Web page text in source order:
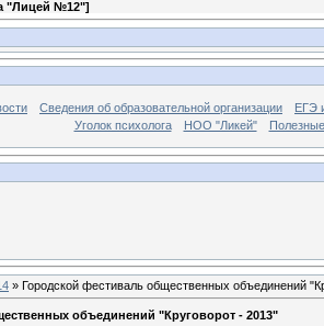
"Лицей №12"]
Сведения об образовательной организации
ЕГЭ
Уголок психолога
НОО "Ликей"
» Городской фестиваль общественных объединений
объединений "Круговорот - 2013"